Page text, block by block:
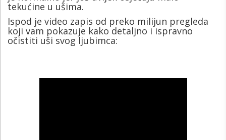
tekućine u ušima.
Ispod je video zapis od preko milijun pregleda
koji vam pokazuje kako detaljno i ispravno
očistiti uši svog ljubimca: